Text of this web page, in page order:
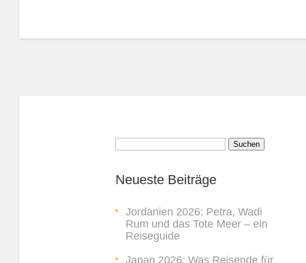
Neueste Beiträge
Jordanien 2026: Petra, Wadi
Rum und das Tote Meer – ein
Reiseguide
Japan 2026: Was Reisende für